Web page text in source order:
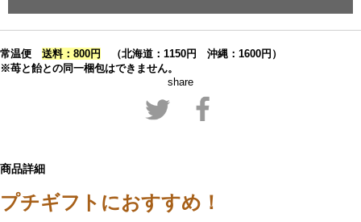
常温便 送料：800円
（北海道：1150円 沖縄：1600円）
※苺と飴との同一梱包はできません。
share
商品詳細
プチギフトにおすすめ！